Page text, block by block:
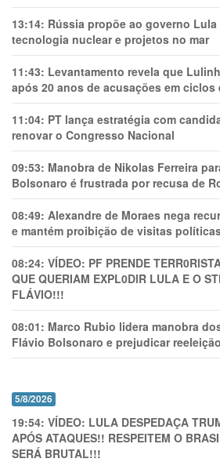
13:14: Rússia propõe ao governo Lula
tecnologia nuclear e projetos no mar
11:43: Levantamento revela que
após 20 anos de acusações em ciclos
11:04: PT lança estratégia com
renovar o Congresso Nacional
09:53: Manobra de Nikolas Ferreira
Bolsonaro é frustrada por recusa de
08:49: Alexandre de Moraes nega
e mantém proibição de visitas
08:24: VÍDEO: PF PRENDE
QUE QUERIAM EXPL0DlR LULA E O
FLÁVIO!!!
08:01: Marco Rubio lidera manobra
Flávio Bolsonaro e prejudicar
5/8/2026
19:54: VÍDEO: LULA DESPEDAÇA
APÓS ATAQUES!! RESPEITEM O
SERÁ BRUTAL!!!